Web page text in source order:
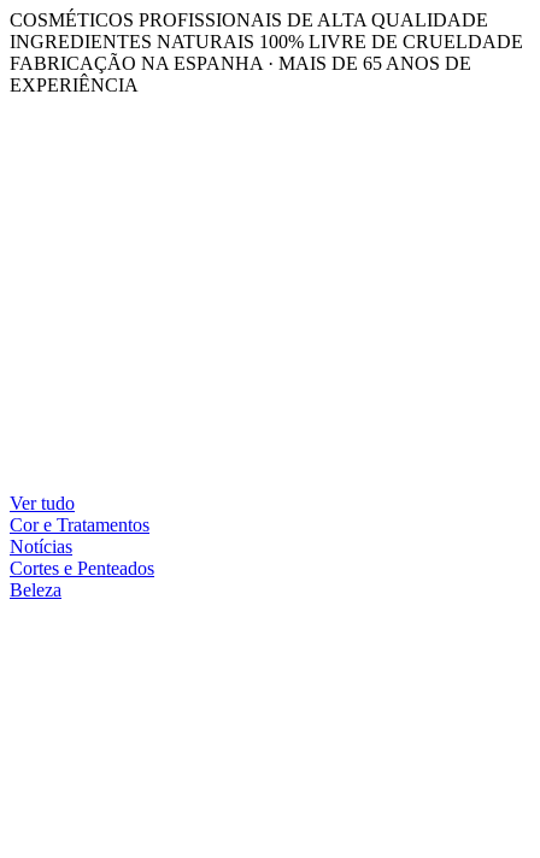
COSMÉTICOS PROFISSIONAIS DE ALTA QUALIDADE
INGREDIENTES NATURAIS 100% LIVRE DE CRUELDADE
FABRICAÇÃO NA ESPANHA · MAIS DE 65 ANOS DE
EXPERIÊNCIA
Ver tudo
Cor e Tratamentos
Notícias
Cortes e Penteados
Beleza